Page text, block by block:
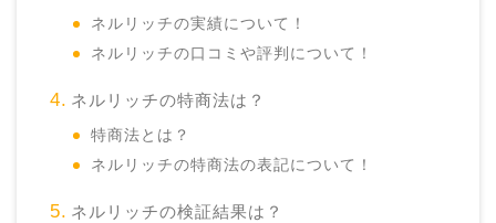
ネルリッチの実績について！
ネルリッチの口コミや評判について！
ネルリッチの特商法は？
特商法とは？
ネルリッチの特商法の表記について！
ネルリッチの検証結果は？